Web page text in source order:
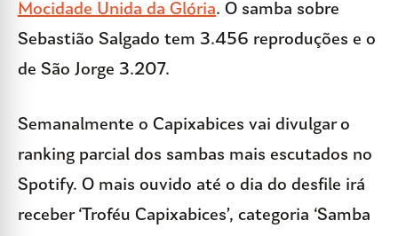
Mocidade Unida da Glória. O samba sobre
Sebastião Salgado tem 3.456 reproduções e o
de São Jorge 3.207.
Semanalmente o Capixabices vai divulgar o
ranking parcial dos sambas mais escutados no
Spotify. O mais ouvido até o dia do desfile irá
receber ‘Troféu Capixabices’, categoria ‘Samba